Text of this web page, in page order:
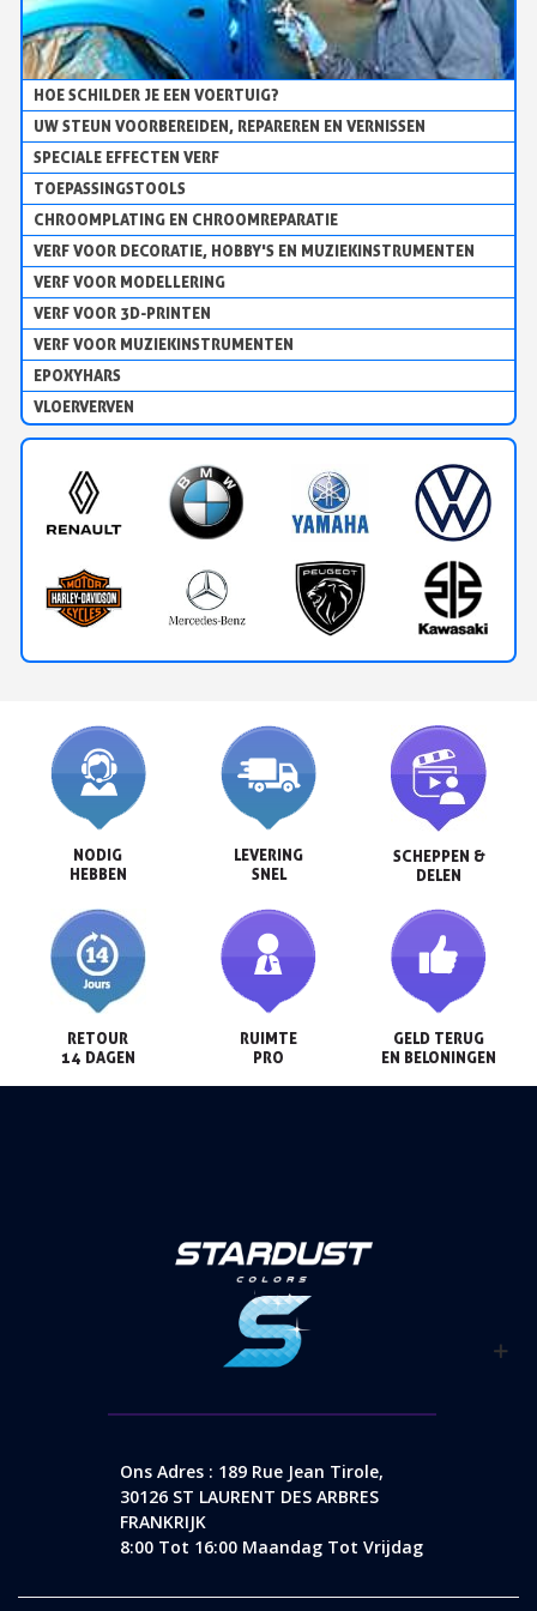
HOE SCHILDER JE EEN VOERTUIG?
UW STEUN VOORBEREIDEN, REPAREREN EN VERNISSEN
SPECIALE EFFECTEN VERF
TOEPASSINGSTOOLS
CHROOMPLATING EN CHROOMREPARATIE
VERF VOOR DECORATIE, HOBBY'S EN MUZIEKINSTRUMENTEN
VERF VOOR MODELLERING
VERF VOOR 3D-PRINTEN
VERF VOOR MUZIEKINSTRUMENTEN
EPOXYHARS
VLOERVERVEN
NODIG
HEBBEN
LEVERING
SNEL
SCHEPPEN &
DELEN
RETOUR
14 DAGEN
RUIMTE
PRO
GELD TERUG
EN BELONINGEN
Ons Adres : 189 Rue Jean Tirole,
30126 ST LAURENT DES ARBRES
FRANKRIJK
8:00 Tot 16:00 Maandag Tot Vrijdag